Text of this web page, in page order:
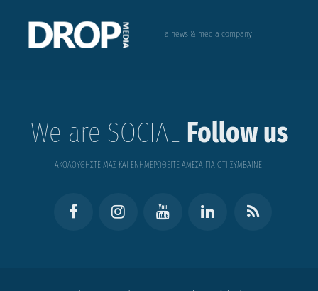
a news & media company
We are SOCIAL Follow us
ΑΚΟΛΟΥΘΗΣΤΕ ΜΑΣ ΚΑΙ ΕΝΗΜΕΡΩΘΕΙΤΕ ΑΜΕΣΑ ΓΙΑ ΟΤΙ ΣΥΜΒΑΙΝΕΙ